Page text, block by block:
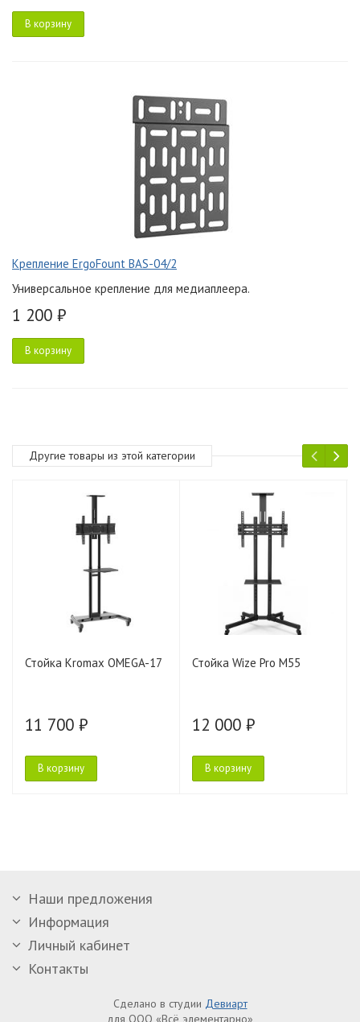
В корзину
Крепление ErgoFount BAS-04/2
Универсальное крепление для медиаплеера.
1 200 ₽
В корзину
Другие товары из этой категории
Стойка Kromax OMEGA-17
11 700 ₽
В корзину
Стойка Wize Pro M55
12 000 ₽
В корзину
Наши предложения
Информация
Личный кабинет
Контакты
Сделано в студии Девиарт
для ООО «Всё элементарно»